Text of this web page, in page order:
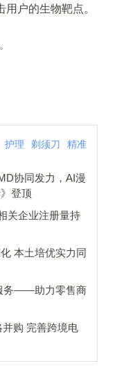
户的生物靶点。
护理 剃须刀 精准
协同发力，AI漫
登顶
关企业注册量持
本土培优实力同
务――助力零售商
购 完善跨境电